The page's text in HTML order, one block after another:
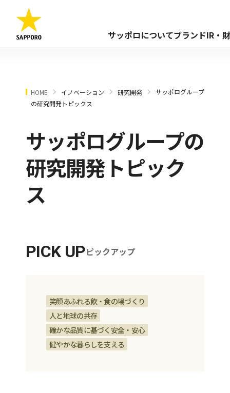
サッポロについてブランドIR・
HOME イノベーション 研究開発
サッポログループ
の研究開発トピックス
サッポログループの
研究開発トピック
ス
PICK UPピックアップ
笑顔あふれる飲・食の場づくり
人と地球の共存
確かな品質に基づく安全・安心
健やかな暮らしを支える